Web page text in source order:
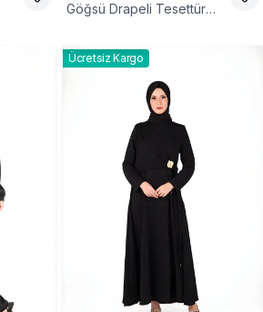
Göğsü Drapeli Tesettür
Ücretsiz Kargo